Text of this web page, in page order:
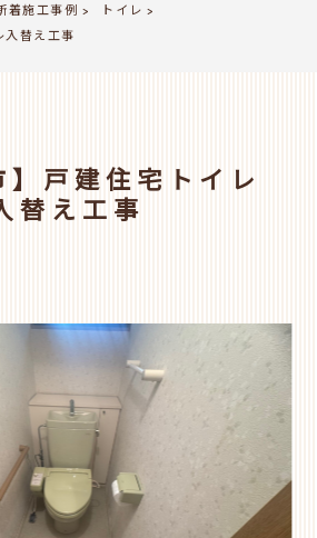
着施工事例 > トイレ >
入替え工事
】戸建住宅トイレ
替え工事